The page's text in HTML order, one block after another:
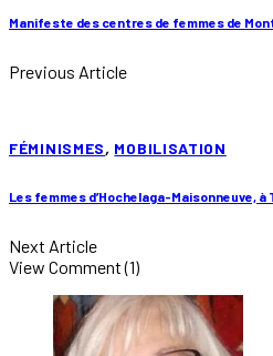
Manifeste des centres de femmes de
Previous Article
FÉMINISMES, MOBILISATION
Les femmes d’Hochelaga-Maisonneuve,
Next Article
View Comment (1)